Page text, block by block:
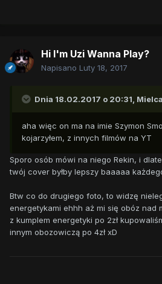
Hi I'm Uzi Wanna Play?
Napisano Luty 18, 2017
Dnia 18.02.2017 o 20:31,
aha więc on ma na imie Szymon
kojarzyłem, z innych filmów na YT
Sporo osób mówi na niego Rekin, i
twój cover byłby lepszy baaaaa
Btw co do drugiego foto, to widzę
energetykami ehhh aż mi się obóz nad
z kumplem energetyki po 2zł
innym obozowiczą po 4zł xD